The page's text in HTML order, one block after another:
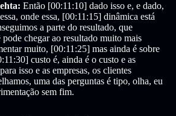
Então [00:11:10] dado isso e, e dado,
onde essa, [00:11:15] dinâmica está
a parte do resultado, que
chegar ao resultado muito mais
muito, [00:11:25] mas ainda é sobre
custo é, ainda é o custo e as
isso e as empresas, os clientes
uma das perguntas é tipo, olha, eu
sem fim.